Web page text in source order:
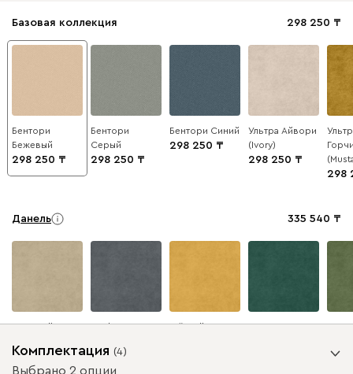
Базовая коллекция 298 250
Бентори
Бежевый
298 250
Бентори
Серый
298 250
Бентори Синий
298 250
Ультра Айвори
(Ivory)
298 250
298
Данель 335 540
Бежевый Графит Жёлтый Изумруд
Комплектация (4)
Выбрано 2 опции